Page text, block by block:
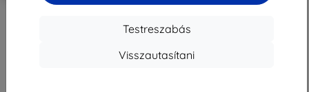
Testreszabás
Visszautasítani